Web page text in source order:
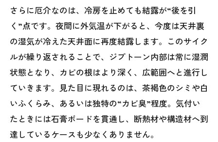
さらに厄介なのは、冷房を止めても結露が“後を引
く”点です。夜間に外気温が下がると、今度は天井裏
の湿気が冷えた天井面に再度結露します。このサイク
ルが繰り返されることで、ジプトーン内部は常に湿潤
状態となり、カビの根はより深く、広範囲へと進行し
ていきます。見た目に現れるのは、茶褐色のシミや白
いふくらみ、あるいは独特の“カビ臭”程度。気付い
たときには石膏ボードを貫通し、断熱材や構造材へ到
達しているケースも少なくありません。